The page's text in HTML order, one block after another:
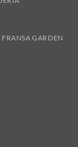
FRANSA GARDEN